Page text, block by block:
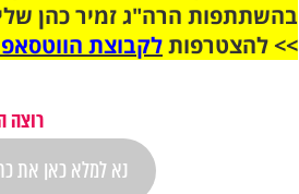
בהשתתפות הרה"ג זמיר כהן
>> להצטרפותלקבוצת
רוצה